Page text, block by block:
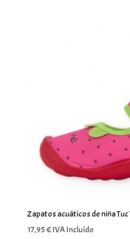
Zapatos acuáticos de niña
17,95€IVA Incluído